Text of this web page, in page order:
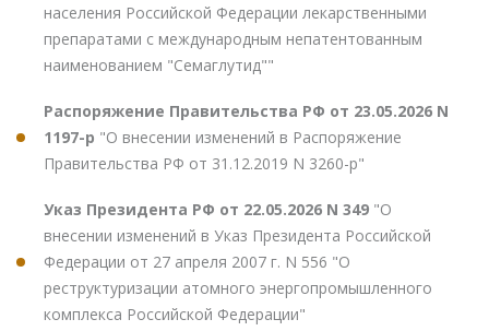
населения Российской Федерации лекарственными
препаратами с международным непатентованным
наименованием "Семаглутид""
Распоряжение Правительства РФ от 23.05.2026 N
1197-р "О внесении изменений в Распоряжение
Правительства РФ от 31.12.2019 N 3260-р"
Указ Президента РФ от 22.05.2026 N 349 "О
внесении изменений в Указ Президента Российской
Федерации от 27 апреля 2007 г. N 556 "О
реструктуризации атомного энергопромышленного
комплекса Российской Федерации"